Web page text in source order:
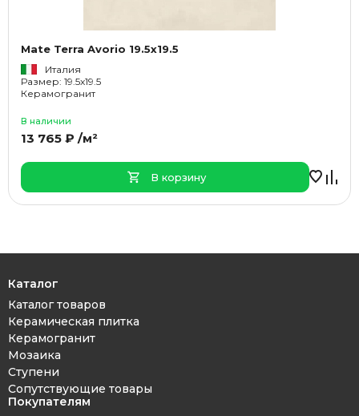
Mate Terra Avorio 19.5x19.5
Италия
Размер: 19.5x19.5
Керамогранит
В наличии
13 765 ₽ /м²
В корзину
Каталог
Каталог товаров
Керамическая плитка
Керамогранит
Мозаика
Ступени
Сопутствующие товары
Покупателям